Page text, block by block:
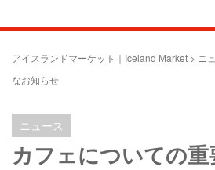
アイスランドマーケット｜Iceland Market > ニ
なお知らせ
ニュース
カフェについての